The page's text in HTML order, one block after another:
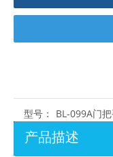
型号： BL-099A门
产品描述